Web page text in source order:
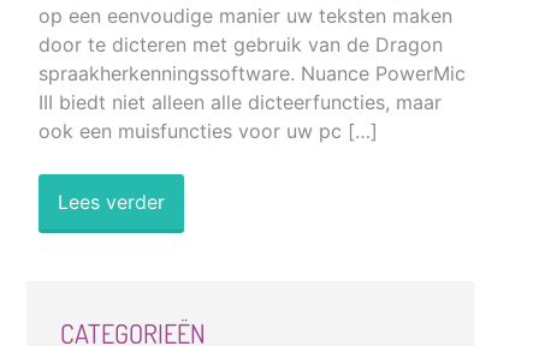
op een eenvoudige manier uw teksten maken
door te dicteren met gebruik van de Dragon
spraakherkenningssoftware. Nuance PowerMic
III biedt niet alleen alle dicteerfuncties, maar
ook een muisfuncties voor uw pc […]
Lees verder
CATEGORIEËN